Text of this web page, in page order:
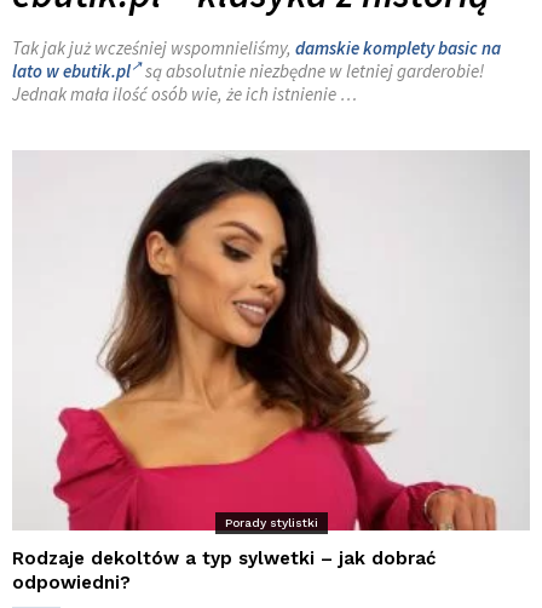
Tak jak już wcześniej wspomnieliśmy, damskie komplety basic na
lato w ebutik.pl są absolutnie niezbędne w letniej garderobie!
Jednak mała ilość osób wie, że ich istnienie …
Porady stylistki
Rodzaje dekoltów a typ sylwetki – jak dobrać
odpowiedni?